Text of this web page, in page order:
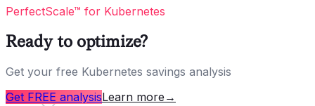
PerfectScale™ for Kubernetes
Ready to optimize?
Get your free Kubernetes savings analysis
Get FREE analysisLearn more →